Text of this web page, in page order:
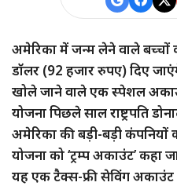
अमेरिका में जन्म लेने वाले
डॉलर (92 हजार रुपए) दिए
खोले जाने वाले एक स्पेशल
योजना पिछले साल राष्ट्रपति
अमेरिका की बड़ी-बड़ी कंपनियों
योजना को ‘ट्रम्प अकाउंट’ कहा
यह एक टैक्स-फ्री सेविंग अकाउंट